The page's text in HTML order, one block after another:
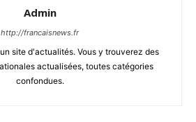
Admin
http://francaisnews.fr
site d'actualités. Vous y trouverez des
actualisées, toutes catégories
confondues.